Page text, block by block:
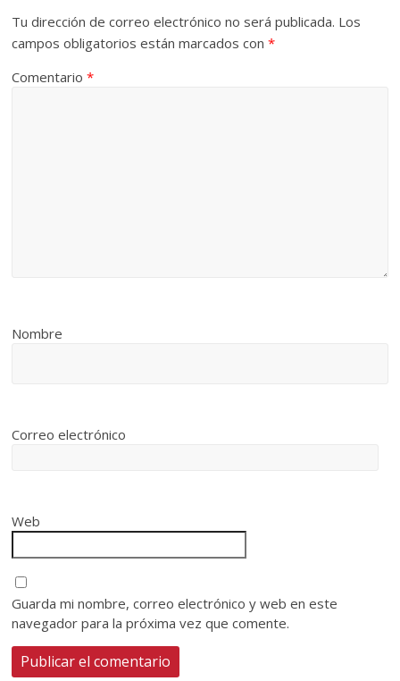
Tu dirección de correo electrónico no será publicada. Los
campos obligatorios están marcados con*
Comentario*
Nombre
Correo electrónico
Web
Guarda mi nombre, correo electrónico y web en este
navegador para la próxima vez que comente.